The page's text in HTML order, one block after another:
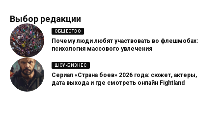
Выбор редакции
ОБЩЕСТВО
Почему люди любят участвовать во флешмобах:
психология массового увлечения
ШОУ-БИЗНЕС
Сериал «Страна боев» 2026 года: сюжет, актеры,
дата выхода и где смотреть онлайн Fightland